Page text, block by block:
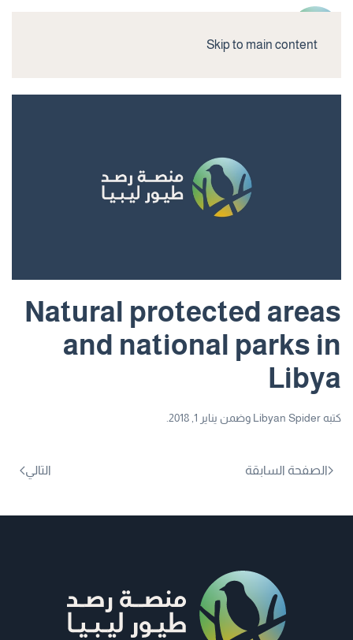
Skip to main content
Natural protected areas
and national parks in
Libya
كتبهLibyan Spider وضمن يناير 1, 2018
الصفحة السابقة التالي